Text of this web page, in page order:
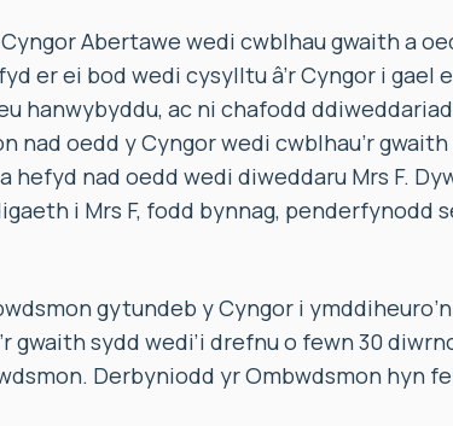
Abertawe wedi cwblhau gwaith a
er ei bod wedi cysylltu â’r Cyngor i gael
hanwybyddu, ac ni chafodd
nad oedd y Cyngor wedi cwblhau’r gwaith
hefyd nad oedd wedi diweddaru Mrs F.
i Mrs F, fodd bynnag, penderfynodd
gytundeb y Cyngor i
gwaith sydd wedi’i drefnu o fewn 30
Derbyniodd yr Ombwdsmon hyn